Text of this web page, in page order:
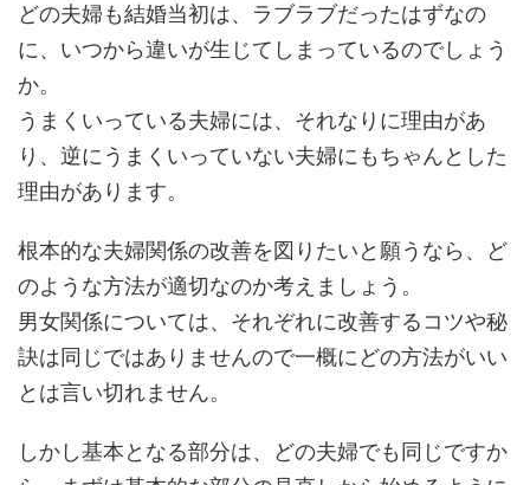
どの夫婦も結婚当初は、ラブラブだったはずなの
に、いつから違いが生じてしまっているのでしょう
か。
うまくいっている夫婦には、それなりに理由があ
り、逆にうまくいっていない夫婦にもちゃんとした
理由があります。
根本的な夫婦関係の改善を図りたいと願うなら、ど
のような方法が適切なのか考えましょう。
男女関係については、それぞれに改善するコツや秘
訣は同じではありませんので一概にどの方法がいい
とは言い切れません。
しかし基本となる部分は、どの夫婦でも同じですか